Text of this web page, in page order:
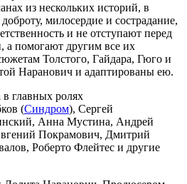
из нескольких историй, в
милосердие и сострадание,
и не отступают перед
а помогают другим все их
Толстого, Гайдара, Гюго и
Наранович и адаптированы ею.
главных ролях
(Синдром), Сергей
Анна Мустина, Андрей
Покрамович, Дмитрий
Роберто Флейтес и другие